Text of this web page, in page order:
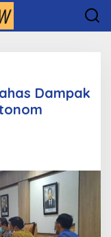
Dampak